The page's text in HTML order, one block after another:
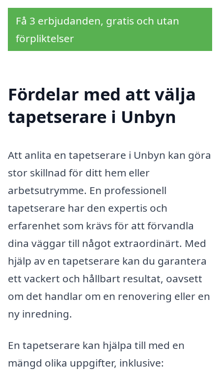
Få 3 erbjudanden, gratis och utan
förpliktelser
Fördelar med att välja
tapetserare i Unbyn
Att anlita en tapetserare i Unbyn kan göra
stor skillnad för ditt hem eller
arbetsutrymme. En professionell
tapetserare har den expertis och
erfarenhet som krävs för att förvandla
dina väggar till något extraordinärt. Med
hjälp av en tapetserare kan du garantera
ett vackert och hållbart resultat, oavsett
om det handlar om en renovering eller en
ny inredning.
En tapetserare kan hjälpa till med en
mängd olika uppgifter, inklusive: